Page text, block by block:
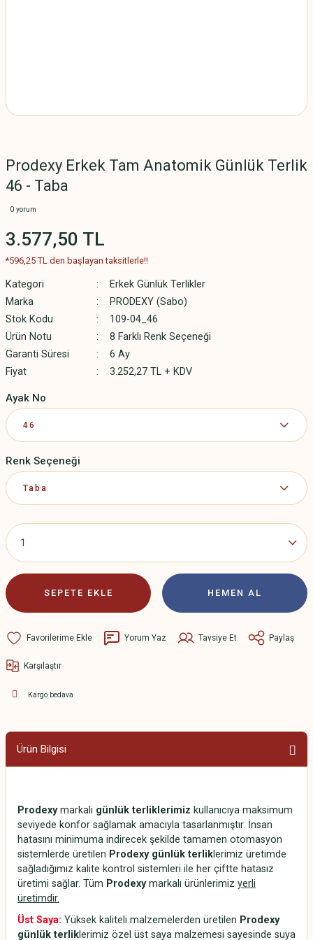
Prodexy Erkek Tam Anatomik Günlük Terlik
46 - Taba
0 yorum
3.577,50 TL
*596,25 TL den başlayan taksitlerle!!
Kategori
Erkek Günlük Terlikler
Marka
PRODEXY (Sabo)
Stok Kodu
109-04_46
Ürün Notu
8 Farklı Renk Seçeneği
Garanti Süresi
6 Ay
Fiyat
3.252,27 TL + KDV
Ayak No
Renk Seçeneği
SEPETE EKLE HEMEN AL
Yorum Yaz Tavsiye Et Paylaş
Karşılaştır
Kargo bedava
Ürün Bilgisi
Prodexymarkalı günlük terliklerimiz kullanıcıya maksimum
seviyede konfor sağlamak amacıyla tasarlanmıştır. İnsan
hatasını minimuma indirecek şekilde tamamen otomasyon
sistemlerde üretilen Prodexy günlük terliklerimiz üretimde
sağladığımız kalite kontrol sistemleri ile her çiftte hatasız
üretimi sağlar. Tüm Prodexymarkalı ürünlerimiz yerli
üretimdir.
Üst Saya: Yüksek kaliteli malzemelerden üretilen Prodexy
günlük terliklerimiz özel üst saya malzemesi sayesinde suya